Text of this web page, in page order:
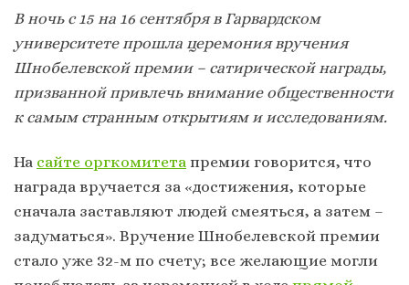
В ночь с 15 на 16 сентября в Гарвардском
университете прошла церемония вручения
Шнобелевской премии – сатирической награды,
призванной привлечь внимание общественности
к самым странным открытиям и исследованиям.
На сайте оргкомитета премии говорится, что
награда вручается за «достижения, которые
сначала заставляют людей смеяться, а затем –
задуматься». Вручение Шнобелевской премии
стало уже 32-м по счету; все желающие могли